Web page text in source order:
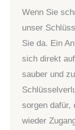
Wenn Sie
unser
Sie da. Ein
sich direkt
sauber und
sorgen dafür,
wieder